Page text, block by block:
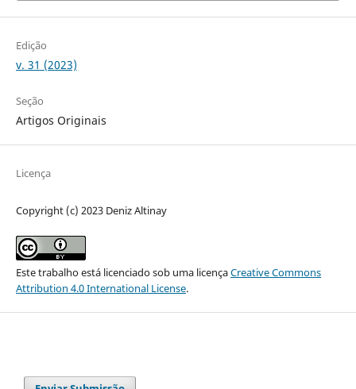
Edição
v. 31 (2023)
Seção
Artigos Originais
Licença
Copyright (c) 2023 Deniz Altinay
Este trabalho está licenciado sob uma licençaCreative Commons
Attribution 4.0 International License.